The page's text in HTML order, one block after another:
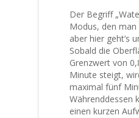
Der Begriff
Modus, den
aber hier geht’s
Sobald die
Grenzwert von
Minute steigt,
maximal fünf
Währenddessen
einen kurzen